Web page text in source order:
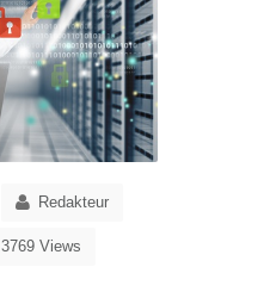
Redakteur
3769 Views